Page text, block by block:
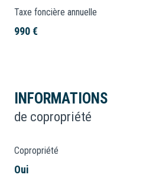
Taxe foncière annuelle
990 €
INFORMATIONS
de copropriété
Copropriété
Oui